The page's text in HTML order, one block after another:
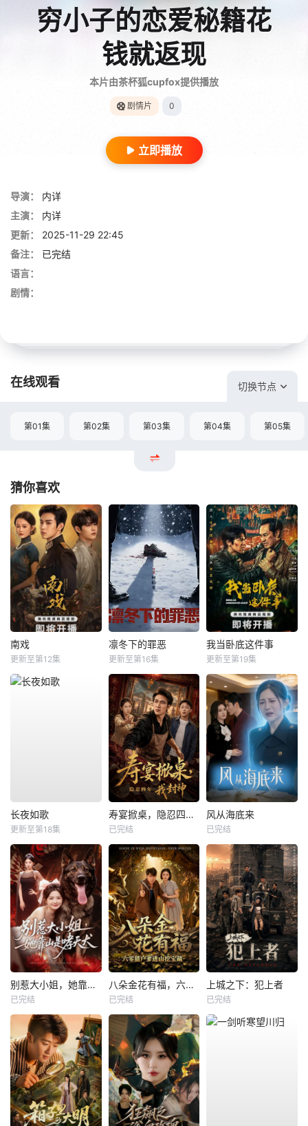
穷小子的恋爱秘籍花
钱就返现
本片由茶杯狐cupfox提供播放
剧情片 0
立即播放
导演：
内详
主演：
内详
更新：
2025-11-29 22:45
备注：
已完结
语言：
剧情：
在线观看 切换节点
第01集 第02集 第03集 第04集 第05集
猜你喜欢
南戏
更新至第12集
凛冬下的罪恶
更新至第16集
我当卧底这件事
更新至第19集
长夜如歌
更新至第18集
寿宴掀桌，隐忍四年我封神
已完结
风从海底来
已完结
别惹大小姐，她靠山是哮天犬
已完结
八朵金花有福，六零猎户爹进山挖宝藏
已完结
上城之下：犯上者
已完结